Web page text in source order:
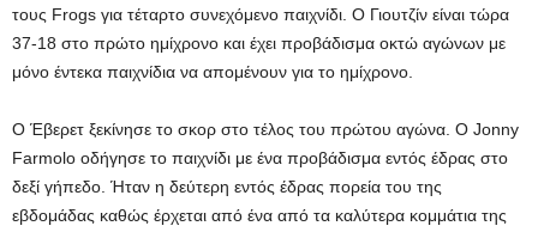
τους Frogs για τέταρτο συνεχόμενο παιχνίδι. Ο Γιουτζίν είναι τώρα
37-18 στο πρώτο ημίχρονο και έχει προβάδισμα οκτώ αγώνων με
μόνο έντεκα παιχνίδια να απομένουν για το ημίχρονο.
Ο Έβερετ ξεκίνησε το σκορ στο τέλος του πρώτου αγώνα. Ο Jonny
Farmolo οδήγησε το παιχνίδι με ένα προβάδισμα εντός έδρας στο
δεξί γήπεδο. Ήταν η δεύτερη εντός έδρας πορεία του της
εβδομάδας καθώς έρχεται από ένα από τα καλύτερα κομμάτια της